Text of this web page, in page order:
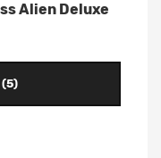
Alien Deluxe
(5)